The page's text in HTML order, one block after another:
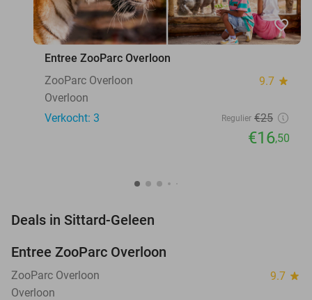
favorite_border
Entree ZooParc Overloon
ZooParc Overloon
9.7 star
Overloon
Verkocht: 3
Regulier €25
€16,50
Deals in Sittard-Geleen
TODAY
Entree ZooParc Overloon
ZooParc Overloon 9.7 star
Overloon